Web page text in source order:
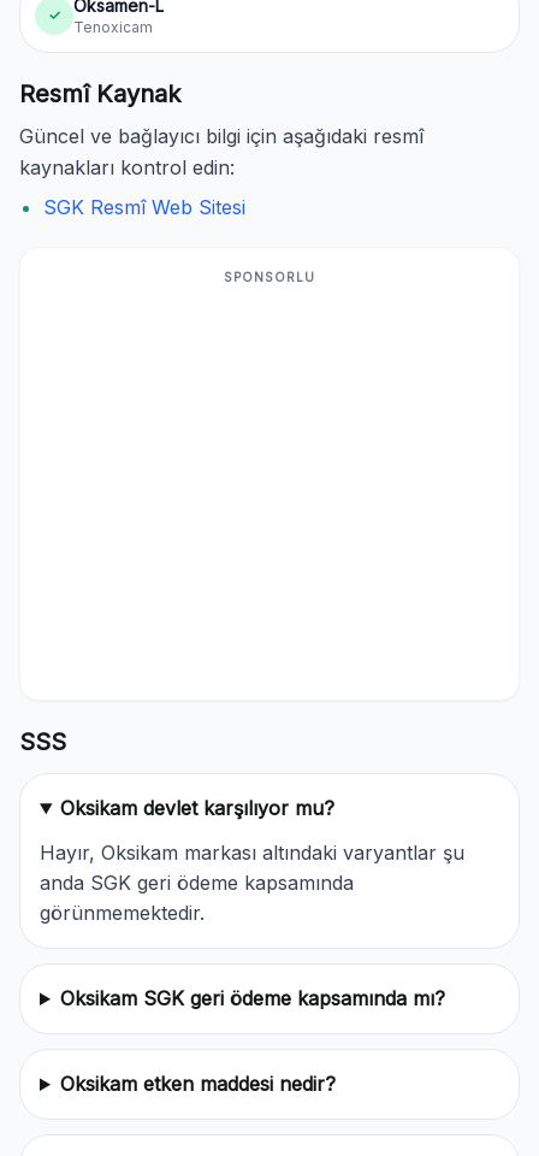
✓ Oksamen-L
Tenoxicam
Resmî Kaynak
Güncel ve bağlayıcı bilgi için aşağıdaki resmî
kaynakları kontrol edin:
SGK Resmî Web Sitesi
SPONSORLU
SSS
Oksikam devlet karşılıyor mu?
Hayır, Oksikam markası altındaki varyantlar şu
anda SGK geri ödeme kapsamında
görünmemektedir.
Oksikam SGK geri ödeme kapsamında mı?
Oksikam etken maddesi nedir?